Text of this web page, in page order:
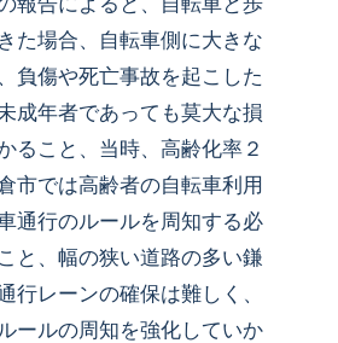
た場合、自転車側に大きな
負傷や死亡事故を起こした
成年者であっても莫大な損
ること、当時、高齢化率２
市では高齢者の自転車利用
通行のルールを周知する必
と、幅の狭い道路の多い鎌
行レーンの確保は難しく、
ールの周知を強化していか